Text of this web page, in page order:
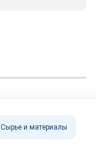
Сырье и материалы